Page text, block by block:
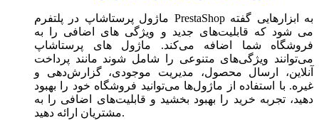
ماژول‌ پرستاشاپ در پلتفرم PrestaShop به ابزارهایی گفته
می شود که قابلیت‌های جدید و ویژگی های اضافی را به
فروشگاه شما اضافه می‌کند. ماژول های پرستاشاپ
می‌توانند ویژگی‌های متنوعی را شامل شوند مانند پرداخت
آنلاین، ارسال محصول، مدیریت موجودی، گزارش‌دهی و
غیره. با استفاده از ماژول‌ها می‌توانید فروشگاه خود را بهبود
دهید، تجربه خرید را بهبود بخشید و قابلیت‌های اضافی را به
مشتریان ارائه دهید.